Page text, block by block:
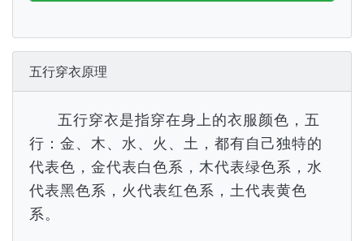
五行穿衣原理
五行穿衣是指穿在身上的衣服颜色，五
行：金、木、水、火、土，都有自己独特的
代表色，金代表白色系，木代表绿色系，水
代表黑色系，火代表红色系，土代表黄色
系。